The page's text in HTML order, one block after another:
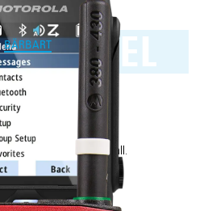
RAKEL
BÄRBART
Nästan i alla fall.